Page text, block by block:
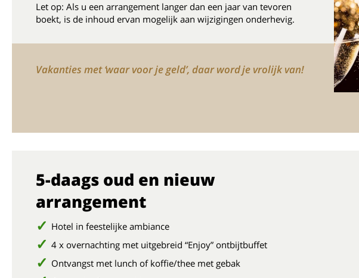
Let op: Als u een arrangement langer dan een jaar van tevoren
boekt, is de inhoud ervan mogelijk aan wijzigingen onderhevig.
Vakanties met ‘waar voor je geld’, daar word je vrolijk van!
5-daags oud en nieuw
arrangement
Hotel in feestelijke ambiance
4 x overnachting met uitgebreid “Enjoy” ontbijtbuffet
Ontvangst met lunch of koffie/thee met gebak